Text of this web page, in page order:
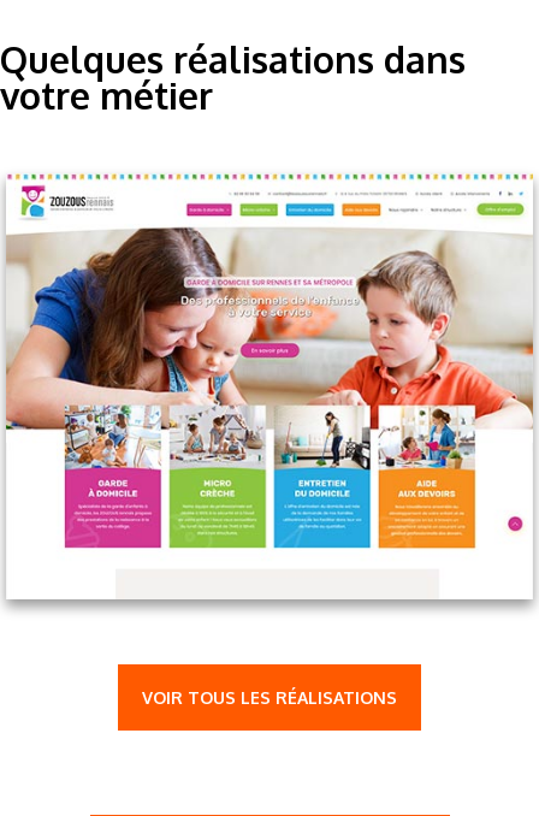
Quelques réalisations dans
votre métier
VOIR TOUS LES RÉALISATIONS